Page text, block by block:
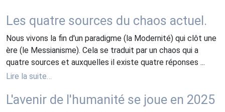
Les quatre sources du chaos actuel.
Nous vivons la fin d'un paradigme (la Modernité) qui clôt une
ère (le Messianisme). Cela se traduit par un chaos qui a
quatre sources et auxquelles il existe quatre réponses ...
Lire la suite…
L'avenir de l'humanité se joue en 2025